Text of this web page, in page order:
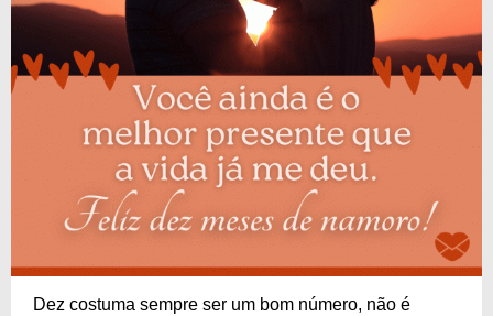
Dez costuma sempre ser um bom número, não é